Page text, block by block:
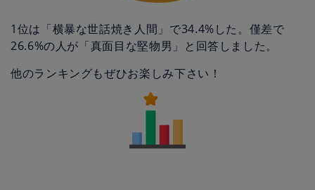
1位は「横暴な世話焼き人間」で34.4%した。僅差で
26.6%の人が「真面目な堅物男」と回答しました。
他のランキングもぜひお楽しみ下さい！